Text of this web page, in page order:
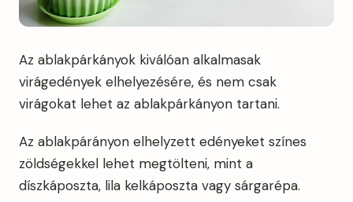
Az ablakpárkányok kiválóan alkalmasak
virágedények elhelyezésére, és nem csak
virágokat lehet az ablakpárkányon tartani.
Az ablakpárányon elhelyzett edényeket színes
zöldségekkel lehet megtölteni, mint a
díszkáposzta, lila kelkáposzta vagy sárgarépa.